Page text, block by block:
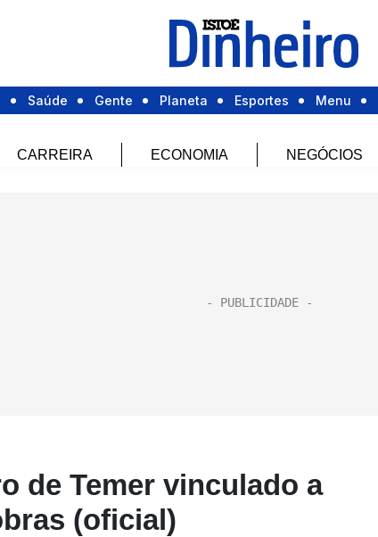
Saúde Gente Planeta Esportes Menu
CARREIRA ECONOMIA NEGÓCIOS
de Temer vinculado a
(oficial)